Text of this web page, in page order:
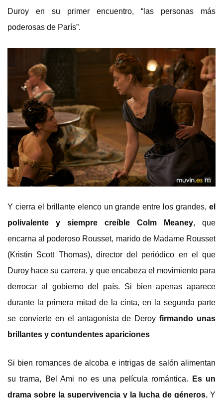
Duroy en su primer encuentro, “las personas más
poderosas de París”.
Y cierra el brillante elenco un grande entre los grandes, el
polivalente y siempre creíble Colm Meaney, que
encarna al poderoso Rousset, marido de Madame Rousset
(Kristin Scott Thomas), director del periódico en el que
Duroy hace su carrera, y que encabeza el movimiento para
derrocar al gobierno del país. Si bien apenas aparece
durante la primera mitad de la cinta, en la segunda parte
se convierte en el antagonista de Deroyfirmando unas
brillantes y contundentes apariciones
Si bien romances de alcoba e intrigas de salón alimentan
su trama, Bel Ami no es una película romántica. Es un
drama sobre la supervivencia y la lucha de géneros. Y